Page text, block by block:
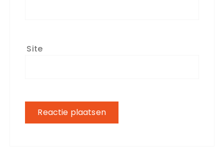
Site